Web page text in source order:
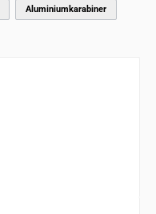
Aluminiumkarabiner